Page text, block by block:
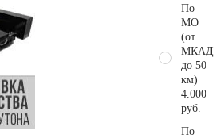
По
МО
(от
МКАД
до 50
км)
4.000
руб.
По